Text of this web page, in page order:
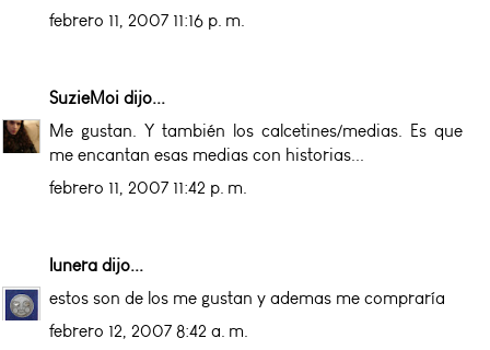
febrero 11, 2007 11:16 p. m.
SuzieMoi dijo...
Me gustan. Y también los calcetines/medias. Es que
me encantan esas medias con historias...
febrero 11, 2007 11:42 p. m.
lunera dijo...
estos son de los me gustan y ademas me compraría
febrero 12, 2007 8:42 a. m.